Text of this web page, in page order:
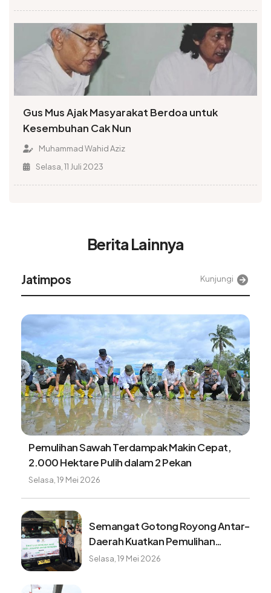
Gus Mus Ajak Masyarakat Berdoa untuk
Kesembuhan Cak Nun
Muhammad Wahid Aziz
Selasa, 11 Juli 2023
Berita Lainnya
Jatimpos Kunjungi
Pemulihan Sawah Terdampak Makin Cepat,
2.000 Hektare Pulih dalam 2 Pekan
Selasa, 19 Mei 2026
Semangat Gotong Royong Antar-
Daerah Kuatkan Pemulihan
Pascabencana Sumatera
Selasa, 19 Mei 2026